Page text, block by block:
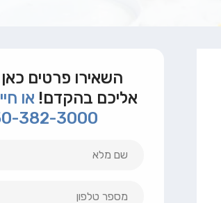
השאירו פרטים כאן
אליכם בהקדם! או
382-3000